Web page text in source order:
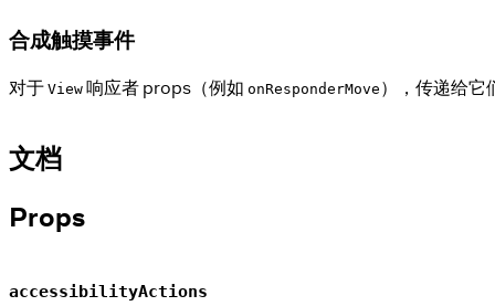
合成触摸事件
对于 View 响应者 props（例如 onResponderMove ），传递给它
文档
Props
accessibilityActions